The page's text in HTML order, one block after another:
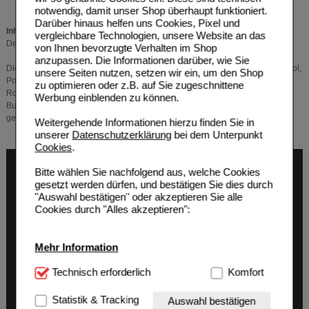
notwendig, damit unser Shop überhaupt funktioniert.
Darüber hinaus helfen uns Cookies, Pixel und
vergleichbare Technologien, unsere Website an das
von Ihnen bevorzugte Verhalten im Shop
anzupassen. Die Informationen darüber, wie Sie
unsere Seiten nutzen, setzen wir ein, um den Shop
zu optimieren oder z.B. auf Sie zugeschnittene
Werbung einblenden zu können.
Weitergehende Informationen hierzu finden Sie in
unserer Datenschutzerklärungbei dem Unterpunkt
Cookies.
Bitte wählen Sie nachfolgend aus, welche Cookies
gesetzt werden dürfen, und bestätigen Sie dies durch
"Auswahl bestätigen" oder akzeptieren Sie alle
Cookies durch "Alles akzeptieren":
Mehr Information
Technisch Notwendig:Hierbei handelt es sich um
Website notwendig sind (z.B. Navigation, Warenkorb,
Technisch erforderlich Komfort
Statistik & Tracking Auswahl bestätigen
Inhaltsstoffe:
Der Wirkstoff ist Nicotin. Ein Sprühstoß setzt 1 mg Nicotin frei.
Die sonstigen Bestandteile sind: Propylenglycol (E1520), Ethanol, Trometamol,
Poloxamer 407, Glycerol (E422), Natriumhydrogencarbonat, Levomenthol,
Rote-Früchte-Aroma, Frische-Aroma, Sucralose, Acesulfam-Kalium,
Butylhydroxytoluol (E321), Salzsäure 10 % (zur pH-Wert-Einstellung) und
gereinigtes Wasser.